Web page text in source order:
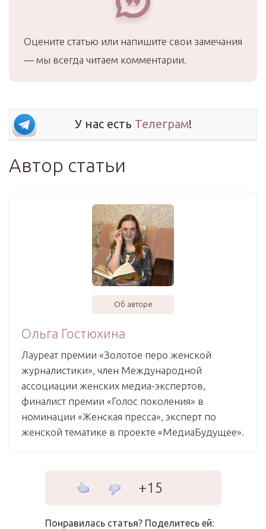
Оцените статью или напишите свои замечания
— мы всегда читаем комментарии.
У нас есть Телеграм!
Автор статьи
Об авторе
Ольга Гостюхина
Лауреат премии «Золотое перо женской
журналистики», член Международной
ассоциации женских медиа-экспертов,
финалист премии «Голос поколения» в
номинации «Женская пресса», эксперт по
женской тематике в проекте «МедиаБудущее».
+15
Понравилась статья? Поделитесь ей: